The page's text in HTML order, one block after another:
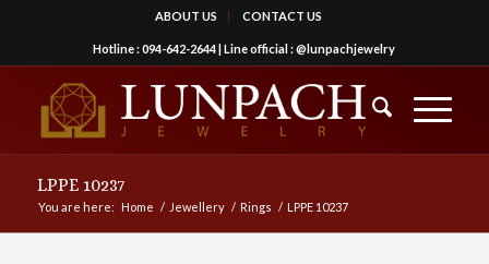
ABOUT US CONTACT US
Hotline :094-642-2644| Line official :@lunpachjewelry
LPPE 10237
You are here: Home / Jewellery / Rings / LPPE 10237